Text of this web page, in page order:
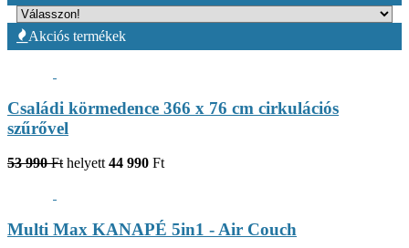
Akciós termékek
Családi körmedence 366 x 76 cm cirkulációs
szűrővel
53 990 Fthelyett44 990 Ft
Multi Max KANAPÉ 5in1 - Air Couch